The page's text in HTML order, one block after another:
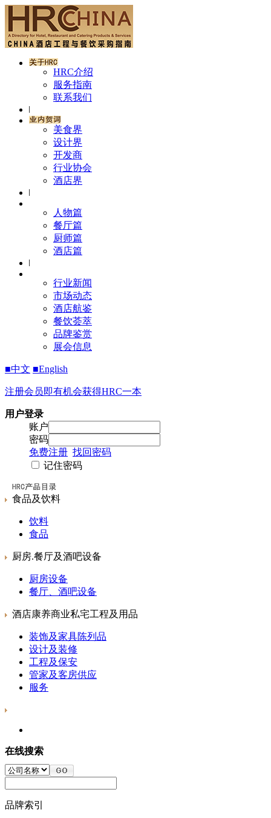
HRC介绍
服务指南
联系我们
美食界
设计界
开发商
行业协会
酒店界
人物篇
餐厅篇
厨师篇
酒店篇
行业新闻
市场动态
酒店航鉴
餐饮荟萃
品牌鉴赏
展会信息
■中文 ■English
注册会员即有机会获得HRC一本
用户登录
账户
密码
免费注册 找回密码
记住密码
食品及饮料
饮料
食品
厨房.餐厅及酒吧设备
厨房设备
餐厅、酒吧设备
酒店康养商业私宅工程及用品
装饰及家具陈列品
设计及装修
工程及保安
管家及客房供应
服务
在线搜索
品牌索引